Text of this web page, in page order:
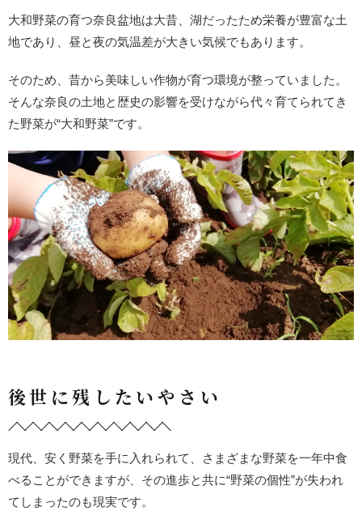
大和野菜の育つ奈良盆地は大昔、湖だったため栄養が豊富な土
地であり、昼と夜の気温差が大きい気候でもあります。
そのため、昔から美味しい作物が育つ環境が整っていました。
そんな奈良の土地と歴史の影響を受けながら代々育てられてき
た野菜が“大和野菜”です。
後世に残したいやさい
現代、安く野菜を手に入れられて、さまざまな野菜を一年中食
べる ことができますが、その進歩と共に“野菜の個性”が失われ
てしまったのも現実です。